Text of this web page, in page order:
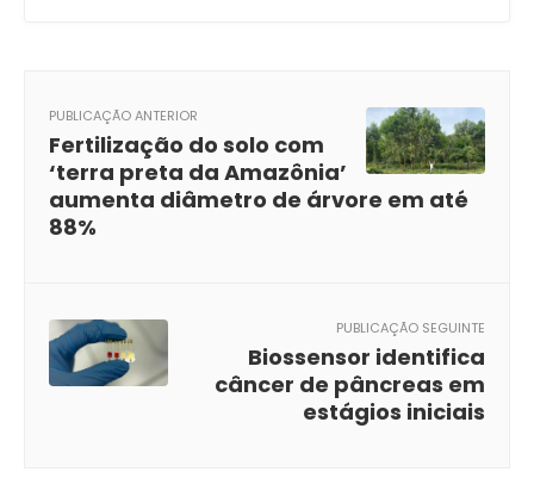
PUBLICAÇÃO ANTERIOR
Fertilização do solo com
‘terra preta da Amazônia’
aumenta diâmetro de árvore em até
88%
PUBLICAÇÃO SEGUINTE
Biossensor identifica
câncer de pâncreas em
estágios iniciais